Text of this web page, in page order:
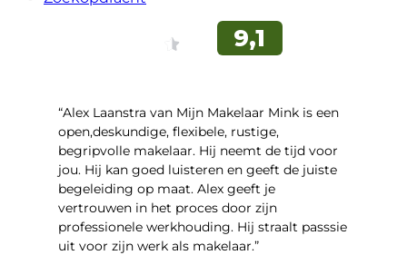
“Alex Laanstra van Mijn Makelaar Mink is een
open,deskundige, flexibele, rustige,
begripvolle makelaar. Hij neemt de tijd voor
jou. Hij kan goed luisteren en geeft de juiste
begeleiding op maat. Alex geeft je
vertrouwen in het proces door zijn
professionele werkhouding. Hij straalt passsie
uit voor zijn werk als makelaar.”